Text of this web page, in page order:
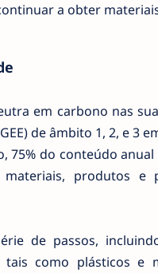
a obter
em carbono nas
de âmbito 1, 2, e 3
75% do conteúdo
produtos e
de passos,
tais como plásticos e